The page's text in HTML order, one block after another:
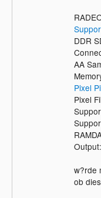
DDR
AA
Pixel
Pixel
w?rde
ob